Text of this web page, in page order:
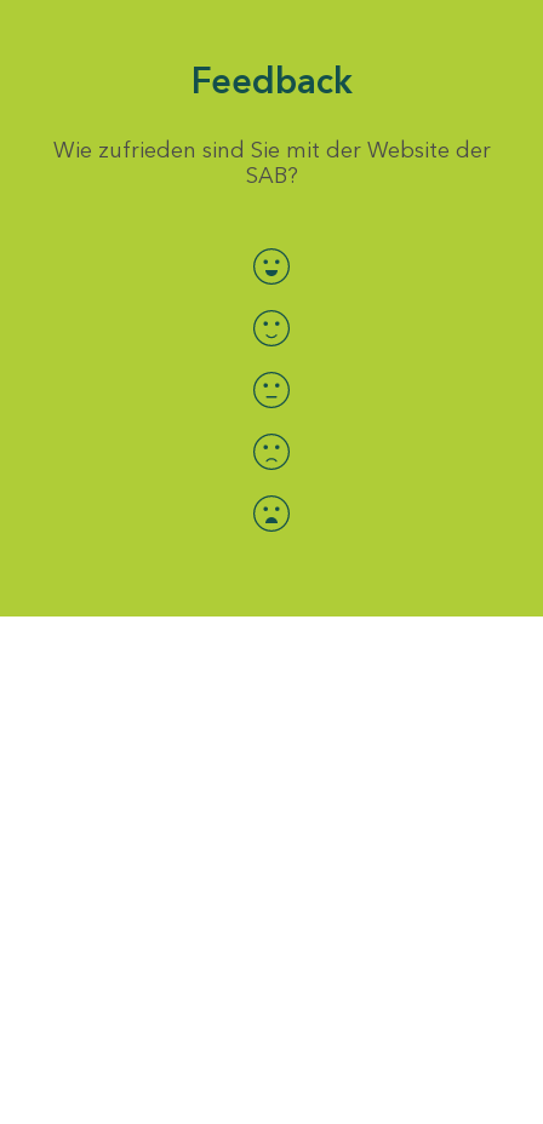
Feedback
Wie zufrieden sind Sie mit der Website der
SAB?
Bewertung auswählen